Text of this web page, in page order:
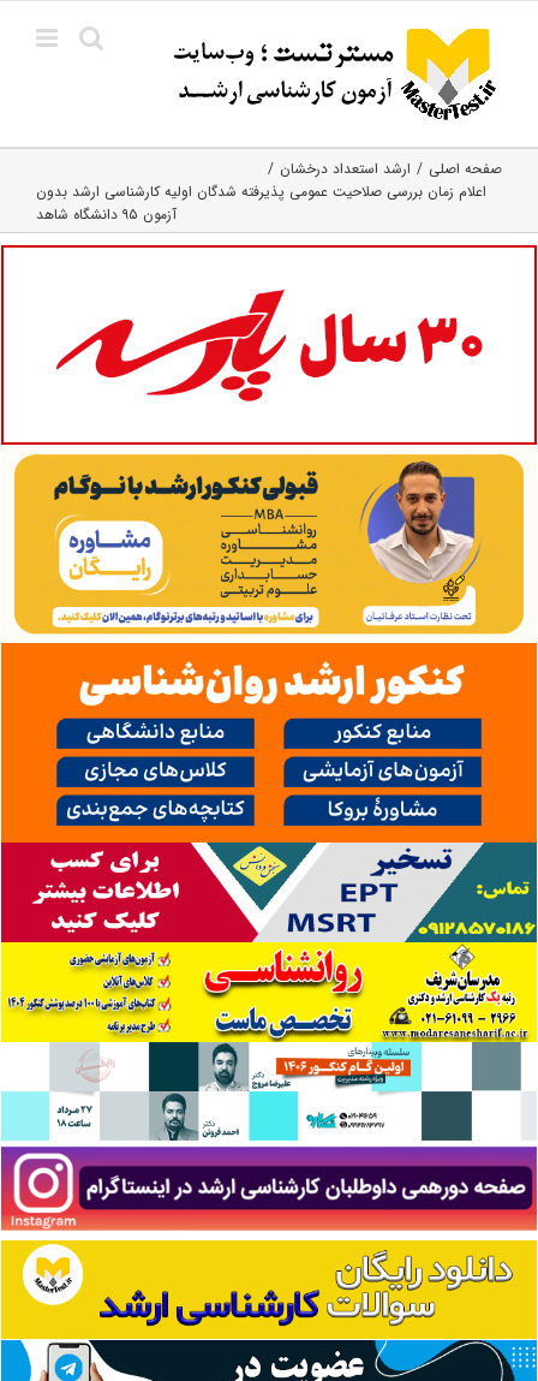
content
صفحه اصلی
ارشد استعداد درخشان
اعلام زمان بررسی صلاحیت عمومی پذیرفته شدگان اولیه کارشناسی ارشد بدون
آزمون ۹۵ دانشگاه شاهد